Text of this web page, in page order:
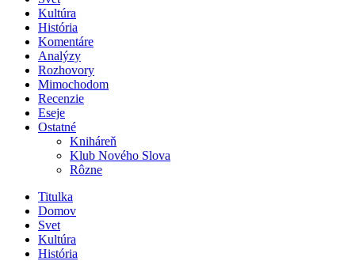
Kultúra
História
Komentáre
Analýzy
Rozhovory
Mimochodom
Recenzie
Eseje
Ostatné
Kniháreň
Klub Nového Slova
Rôzne
Titulka
Domov
Svet
Kultúra
História